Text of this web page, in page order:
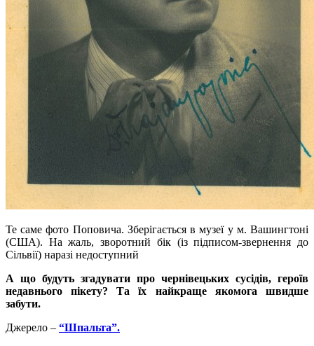
Те саме фото Поповича. Зберігається в музеї у м. Вашингтоні
(США). На жаль, зворотний бік (із підписом-звернення до
Сільвії) наразі недоступний
А що будуть згадувати про чернівецьких сусідів, героїв
недавнього пікету? Та їх найкраще якомога швидше
забути.
Джерело – “Шпальта”.